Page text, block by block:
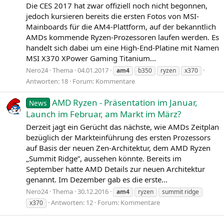
Die CES 2017 hat zwar offiziell noch nicht begonnen,
jedoch kursieren bereits die ersten Fotos von MSI-
Mainboards für die AM4-Plattform, auf der bekanntlich
AMDs kommende Ryzen-Prozessoren laufen werden. Es
handelt sich dabei um eine High-End-Platine mit Namen
MSI X370 XPower Gaming Titanium...
Nero24 Thema 04.01.2017 am4 b350 ryzen x370
Antworten: 18 Forum: Kommentare
News AMD Ryzen - Präsentation im Januar,
Launch im Februar, am Markt im März?
Derzeit jagt ein Gerücht das nächste, wie AMDs Zeitplan
bezüglich der Markteinführung des ersten Prozessors
auf Basis der neuen Zen-Architektur, dem AMD Ryzen
„Summit Ridge”, aussehen könnte. Bereits im
September hatte AMD Details zur neuen Architektur
genannt. Im Dezember gab es die erste...
Nero24 Thema 30.12.2016 am4 ryzen
summit ridge
x370
Antworten: 12 Forum: Kommentare